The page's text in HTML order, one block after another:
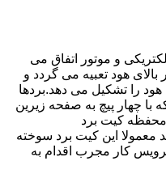
و موتور اتفاق می
هود تعبیه می گردد و
را تشکیل می دهد.بردها
با چهار پیچ به صفحه زیرین
محفظه کیت برد
معمولا این کیت برد سوخته
کار مجرب اقدام به